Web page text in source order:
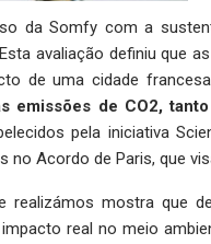
da Somfy com a
avaliação definiu que
de uma cidade
emissões de CO2,
pela iniciativa
no Acordo de Paris, que
realizámos mostra
real no meio